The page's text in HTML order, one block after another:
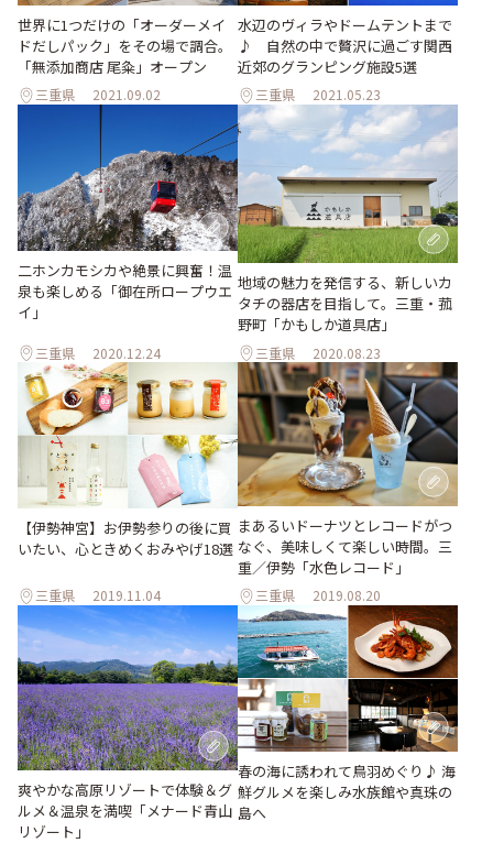
世界に1つだけの「オーダーメイ
ドだしパック」をその場で調合。
「無添加商店 尾粂」オープン
三重県 2021.09.02
水辺のヴィラやドームテントまで
♪ 自然の中で贅沢に過ごす関西
近郊のグランピング施設5選
三重県 2021.05.23
二ホンカモシカや絶景に興奮！温
泉も楽しめる「御在所ロープウエ
イ」
三重県 2020.12.24
地域の魅力を発信する、新しいカ
タチの器店を目指して。三重・菰
野町「かもしか道具店」
三重県 2020.08.23
【伊勢神宮】お伊勢参りの後に買
いたい、心ときめくおみやげ18選
三重県 2019.11.04
まあるいドーナツとレコードがつ
なぐ、美味しくて楽しい時間。三
重／伊勢「水色レコード」
三重県 2019.08.20
爽やかな高原リゾートで体験＆グ
ルメ＆温泉を満喫「メナード青山
リゾート」
春の海に誘われて鳥羽めぐり♪ 海
鮮グルメを楽しみ水族館や真珠の
島へ